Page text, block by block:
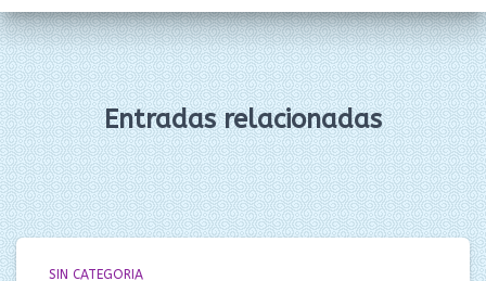
Entradas relacionadas
SIN CATEGORIA